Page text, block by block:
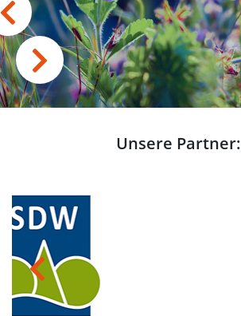
Unsere Partner:
Previous